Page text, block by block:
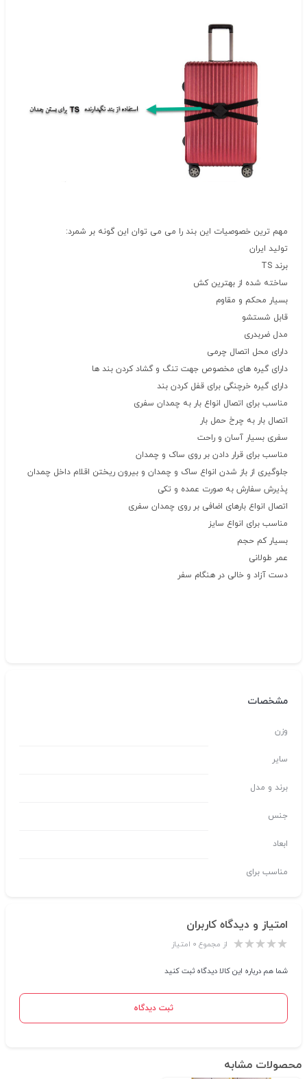
مهم ترین خصوصیات این بند را می می توان این گونه بر شمرد:
تولید ایران
برند TS
ساخته شده از بهترین کش
بسیار محکم و مقاوم
قابل شستشو
مدل ضربدری
دارای محل اتصال چرمی
دارای گیره های مخصوص جهت تنگ و گشاد کردن بند ها
دارای گیره خرچنگی برای قفل کردن بند
مناسب برای اتصال انواع بار به چمدان سفری
اتصال بار به چرخ حمل بار
سفری بسیار آسان و راحت
مناسب برای قرار دادن بر روی ساک و چمدان
جلوگیری از باز شدن انواع ساک و چمدان و بیرون ریختن اقلام داخل چمدان
پذیرش سفارش به صورت عمده و تکی
اتصال انواع بارهای اضافی بر روی چمدان سفری
مناسب برای انواع سایز
بسیار کم حجم
عمر طولانی
دست آزاد و خالی در هنگام سفر
مشخصات
وزن
سایر
برند و مدل
جنس
ابعاد
مناسب برای
امتیاز و دیدگاه کاربران
از مجموع ۰ امتیاز
شما هم درباره این کالا دیدگاه ثبت کنید
ثبت دیدگاه
محصولات مشابه